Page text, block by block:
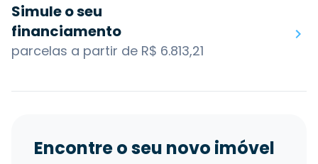
Simule o seu
financiamento
parcelas a partir de R$ 6.813,21
Encontre o seu novo imóvel